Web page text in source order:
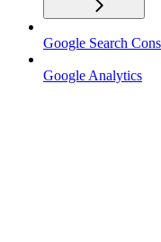
Google Search
Google Analytics